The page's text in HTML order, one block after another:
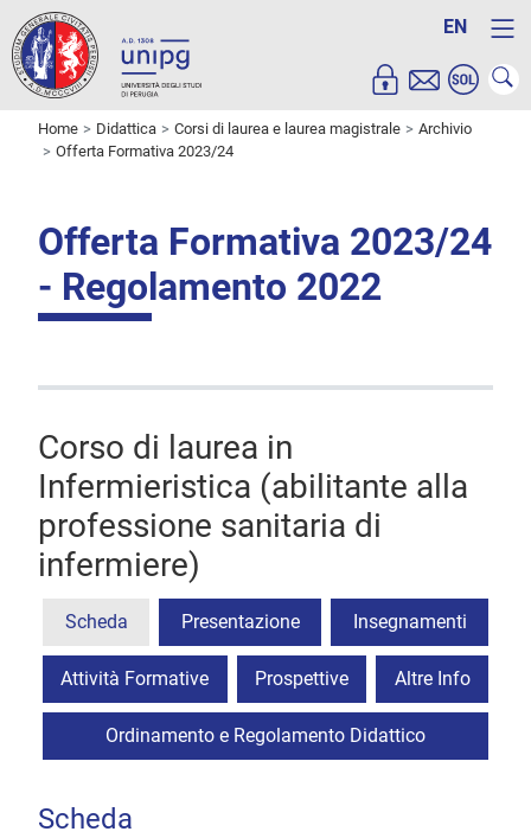
EN
Home Didattica Corsi di laurea e laurea magistrale
Archivio
Offerta Formativa 2023/24
Offerta Formativa 2023/24
- Regolamento 2022
Corso di laurea in
Infermieristica (abilitante alla
professione sanitaria di
infermiere)
Scheda Presentazione Insegnamenti
Attività Formative Prospettive Altre Info
Ordinamento e Regolamento Didattico
Scheda